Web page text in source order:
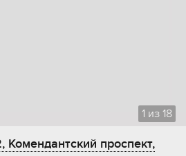
1 из 18
Комендантский проспект,